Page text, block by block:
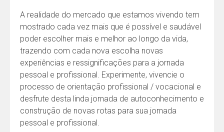
A realidade do mercado que estamos vivendo tem
mostrado cada vez mais que é possível e saudável
poder escolher mais e melhor ao longo da vida,
trazendo com cada nova escolha novas
experiências e ressignificações para a jornada
pessoal e profissional. Experimente, vivencie o
processo de orientação profissional / vocacional e
desfrute desta linda jornada de autoconhecimento e
construção de novas rotas para sua jornada
pessoal e profissional.